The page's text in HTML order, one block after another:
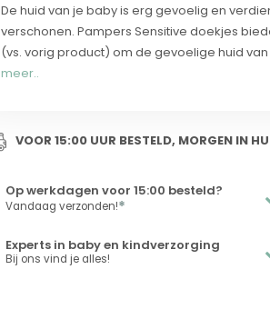
De huid van je baby is erg gevoelig en
verschonen. Pampers Sensitive doekjes
(vs. vorig product) om de gevoelige huid
meer..
VOOR 15:00 UUR BESTELD, MORGEN IN
Op werkdagen voor 15:00 besteld?
Vandaag verzonden!*
Experts in baby en kindverzorging
Bij ons vind je alles!